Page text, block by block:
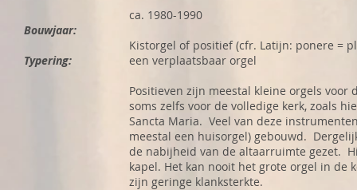
ca. 1980-1990
Kistorgel of positief (cfr. Latijn: ponere =
een verplaatsbaar orgel
Positieven zijn meestal kleine orgels voor
soms zelfs voor de volledige kerk, zoals
Sancta Maria. Veel van deze
meestal een huisorgel) gebouwd.
de nabijheid van de altaarruimte gezet.
kapel. Het kan nooit het grote orgel in de
zijn geringe klanksterkte.
Bouwjaar:
Typering: